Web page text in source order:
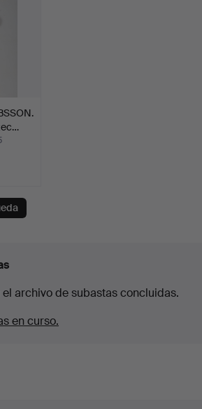
archivo de subastas concluidas.
en curso.